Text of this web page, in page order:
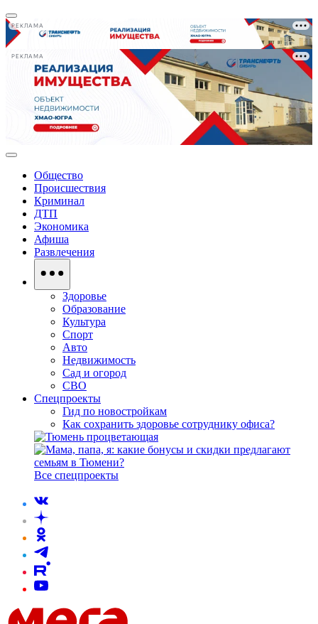
РЕКЛАМА
РЕКЛАМА
Общество
Происшествия
Криминал
ДТП
Экономика
Афиша
Развлечения
Здоровье
Образование
Культура
Спорт
Авто
Недвижимость
Сад и огород
СВО
Спецпроекты
Гид по новостройкам
Как сохранить здоровье сотруднику офиса?
Все спецпроекты